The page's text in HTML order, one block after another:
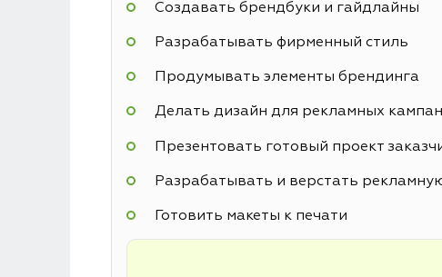
Создавать брендбуки и гайдлайны
Разрабатывать фирменный стиль
Продумывать элементы брендинга
Делать дизайн для рекламных
Презентовать готовый проект
Разрабатывать и верстать
Готовить макеты к печати